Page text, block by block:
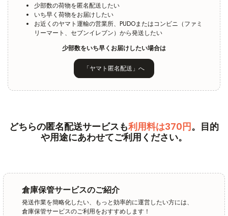
少部数の荷物を匿名配送したい
いち早く荷物をお届けしたい
お近くのヤマト運輸の営業所、PUDOまたはコンビニ（ファミ
リーマート、セブンイレブン）から発送したい
少部数をいち早くお届けしたい場合は
「ヤマト匿名配送」へ
どちらの匿名配送サービスも利用料は370円。目的
や用途にあわせてご利用ください。
倉庫保管サービスのご紹介
発送作業を簡略化したい、もっと効率的に運営したい方には、
倉庫保管サービスのご利用をおすすめします！